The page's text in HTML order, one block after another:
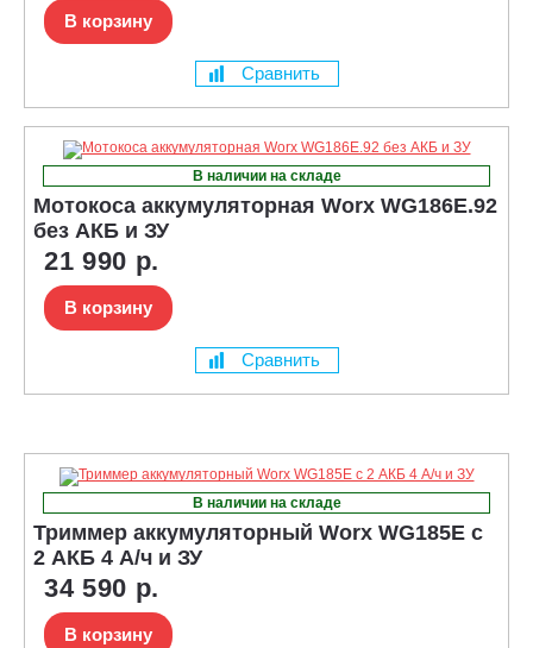
В корзину
Сравнить
В наличии на складе
Мотокоса аккумуляторная Worx WG186E.92
без АКБ и ЗУ
21 990 р.
В корзину
Сравнить
В наличии на складе
Триммер аккумуляторный Worx WG185E с
2 АКБ 4 А/ч и ЗУ
34 590 р.
В корзину